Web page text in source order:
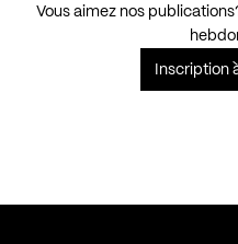
Vous aimez nos
Inscription